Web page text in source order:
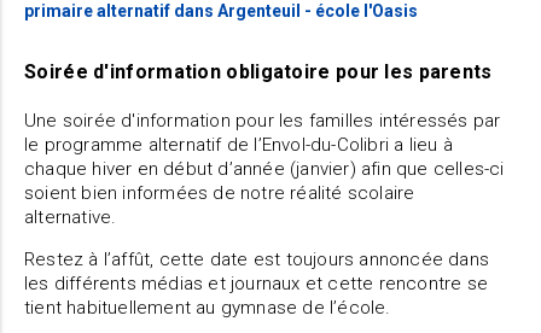
primaire alternatif dans Argenteuil - école l'Oasis
Soirée d'information obligatoire pour les parents
Une soirée d'information pour les familles intéressés par
le programme alternatif de l’Envol-du-Colibri a lieu à
chaque hiver en début d’année (janvier) afin que celles-ci
soient bien informées de notre réalité scolaire
alternative.
Restez à l’affût, cette date est toujours annoncée dans
les différents médias et journaux et cette rencontre se
tient habituellement au gymnase de l’école.